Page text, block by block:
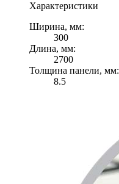
Характеристики
Ширина, мм:
300
Длина, мм:
2700
Толщина панели, мм:
8.5